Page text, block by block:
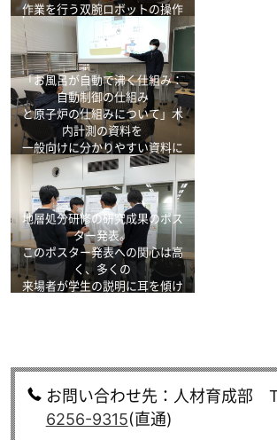
作業を行う双腕ロボットの操作
の体験も！
「お風呂が自動で沸く仕組み：
自動制御の仕組み
と原子炉の仕組みについて」木
内計測の資料を
一般向けに分かりやすい資料に
し、説明する学生
地層処分研修の研究成果のポス
ター発表。
このポスター発表への関心は高
く、多くの
来場者が学生の説明に耳を傾け
お問い合わせ先：人材育成部
6256-9315(直通)